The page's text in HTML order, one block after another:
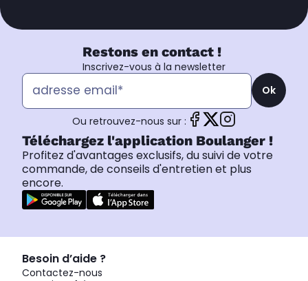
Restons en contact !
Inscrivez-vous à la newsletter
Ok
Ou retrouvez-nous sur :
Téléchargez l'application Boulanger !
Profitez d'avantages exclusifs, du suivi de votre
commande, de conseils d'entretien et plus
encore.
Besoin d’aide ?
Contactez-nous